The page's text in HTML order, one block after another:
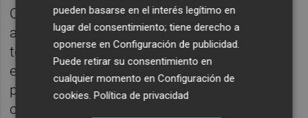
Otro aspecto positivo es el "importante
avance" registrado en la adopción de
tecnologías digitales por parte de las pymes
españolas, un indicador en el que las
pequeñas y medianas empresas del país se
comportan incluso mejor que sus pares del
pueden basarse en el interés legítimo en
lugar del consentimiento; tiene derecho a
oponerse enConfiguración de publicidad.
Puede retirar su consentimiento en
cualquier momento enConfiguración de
cookies.Política de privacidad